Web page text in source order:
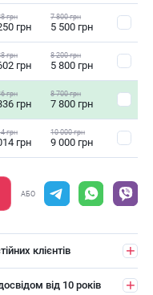
грн
грн
7 800 грн
5 500 грн
грн
грн
8 200 грн
5 800 грн
грн
грн
8 700 грн
7 800 грн
грн
грн
10 000 грн
9 000 грн
АБО
клієнтів
від 10 років